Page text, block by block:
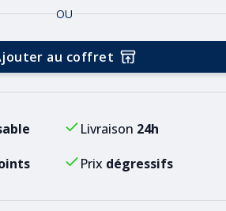
OU
au coffret
Livraison 24h
Prix dégressifs